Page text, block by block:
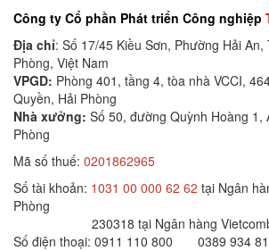
Công ty Cổ phần Phát triển Công nghiệp
Địa chỉ: Số 17/45 Kiều Sơn, Phường Hải
Phòng, Việt Nam
VPGD: Phòng 401, tầng 4, tòa nhà VCCI,
Quyền, Hải Phòng
Nhà xưởng: Số 50, đường Quỳnh Hoàng 1,
Phòng
Mã số thuế: 0201862965
Số tài khoản: 1031 00 000 62 62 tại Ngân
Phòng
230318 tại Ngân hàng
Số điện thoại: 0911 110 800 0389 934